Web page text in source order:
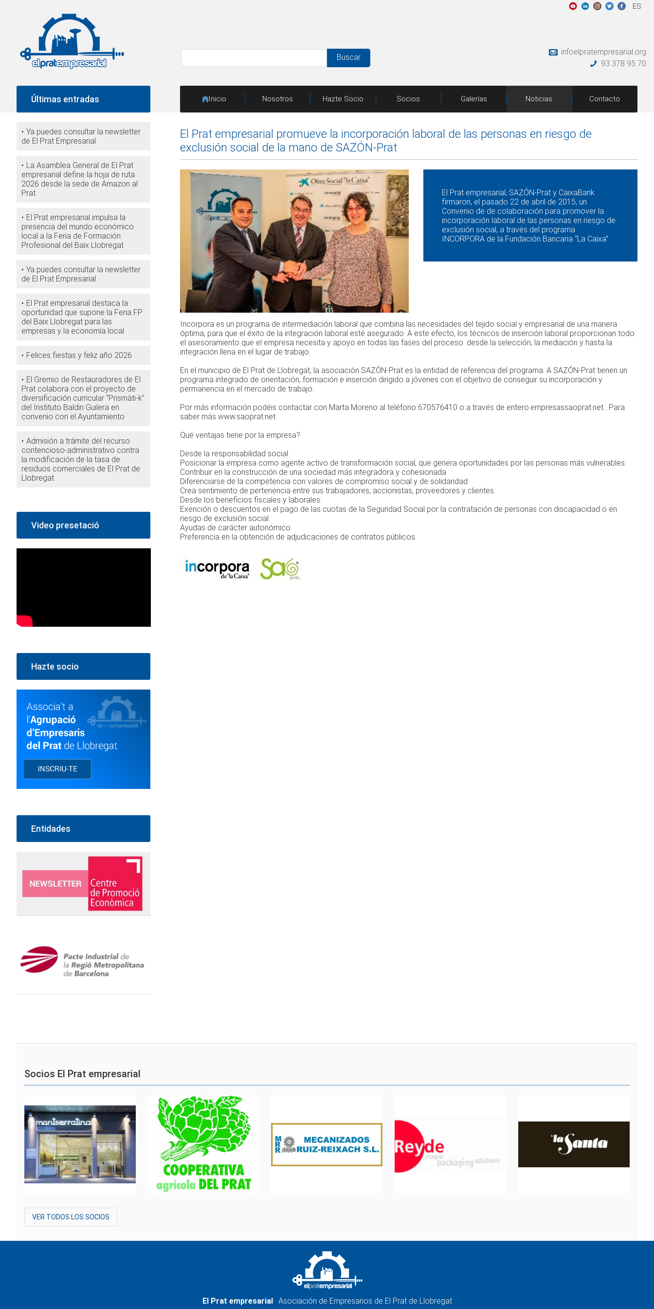
ES
Buscar
infoelpratempresarial.org
93 378 95 70
Últimas entradas
Ya puedes consultar la newsletter
de El Prat Empresarial
La Asamblea General de El Prat
empresarial define la hoja de ruta
2026 desde la sede de Amazon al
Prat
El Prat empresarial impulsa la
presencia del mundo económico
local a la Feria de Formación
Profesional del Baix Llobregat
Ya puedes consultar la newsletter
de El Prat Empresarial
El Prat empresarial destaca la
oportunidad que supone la Feria FP
del Baix Llobregat para las
empresas y la economía local
Felices fiestas y feliz año 2026
El Gremio de Restauradores de El
Prat colabora con el proyecto de
diversificación curricular “Prismàti-k”
del Instituto Baldiri Guilera en
convenio con el Ayuntamiento
Admisión a trámite del recurso
contencioso-administrativo contra
la modificación de la tasa de
residuos comerciales de El Prat de
Llobregat
Video presetació
Hazte socio
Entidades
Inicio Nosotros Hazte Socio Socios Galerías Noticias Contacto
​El Prat empresarial promueve la incorporación laboral de las personas en riesgo de
exclusión social de la mano de SAZÓN-Prat
El Prat empresarial, SAZÓN-Prat y CaixaBank
firmaron, el pasado 22 de abril de 2015, un
Convenio de de colaboración para promover la
incorporación laboral de las personas en riesgo de
exclusión social, a través del programa
INCORPORA de la Fundación Bancaria “La Caixa”.
Incorpora es un programa de intermediación laboral que combina las necesidades del tejido social y empresarial de una manera
óptima, para que el éxito de la integración laboral esté asegurado. A este efecto, los técnicos de inserción laboral proporcionan todo
el asesoramiento que el empresa necesita y apoyo en todas las fases del proceso: desde la selección, la mediación y hasta la
integración llena en el lugar de trabajo.
En el municipio de El Prat de Llobregat, la asociación SAZÓN-Prat es la entidad de referencia del programa. A SAZÓN-Prat tienen un
programa integrado de orientación, formación e inserción dirigido a jóvenes con el objetivo de conseguir su incorporación y
permanencia en el mercado de trabajo.
Por más información podéis contactar con Marta Moreno al teléfono 670576410 o a través de entero.empresassaoprat.net . Para
saber más www.saoprat.net
Qué ventajas tiene por la empresa?
Desde la responsabilidad social:
Posicionar la empresa como agente activo de transformación social, que genera oportunidades por las personas más vulnerables.
Contribuir en la construcción de una sociedad más integradora y cohesionada
Diferenciarse de la competencia con valores de compromiso social y de solidaridad
Crea sentimiento de pertenencia entre sus trabajadores, accionistas, proveedores y clientes.
Desde los beneficios fiscales y laborales:
Exención o descuentos en el pago de las cuotas de la Seguridad Social por la contratación de personas con discapacidad o en
riesgo de exclusión social.
Ayudas de carácter autonómico.
Preferencia en la obtención de adjudicaciones de contratos públicos.
Socios El Prat empresarial
VER TODOS LOS SOCIOS
El Prat empresarial · Asociación de Empresarios de El Prat de Llobregat